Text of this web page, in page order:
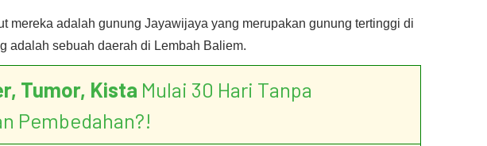
mereka adalah gunung Jayawijaya yang merupakan gunung tertinggi di
adalah sebuah daerah di Lembah Baliem.
Tumor, Kista Mulai 30 Hari Tanpa
Pembedahan?!